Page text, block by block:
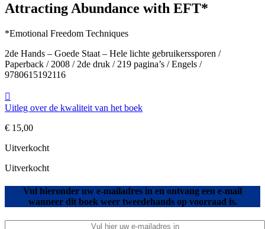
Attracting Abundance with EFT*
*Emotional Freedom Techniques
2de Hands – Goede Staat – Hele lichte gebruikerssporen /
Paperback / 2008 / 2de druk / 219 pagina’s / Engels /
9780615192116
Uitleg over de kwaliteit van het boek
€ 15,00
Uitverkocht
Uitverkocht
Vul hieronder uw e-mailadres in en ontvang een e-mail
wanneer dit boek weer tweedehands op voorraad is.